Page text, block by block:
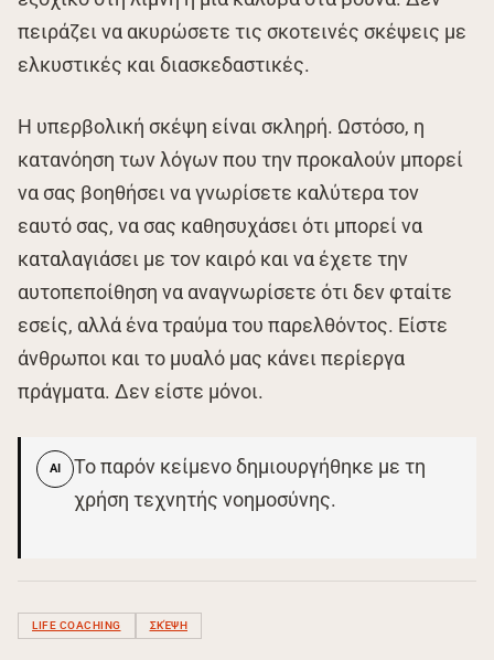
πειράζει να ακυρώσετε τις σκοτεινές σκέψεις με
ελκυστικές και διασκεδαστικές.
Η υπερβολική σκέψη είναι σκληρή. Ωστόσο, η
κατανόηση των λόγων που την προκαλούν μπορεί
να σας βοηθήσει να γνωρίσετε καλύτερα τον
εαυτό σας, να σας καθησυχάσει ότι μπορεί να
καταλαγιάσει με τον καιρό και να έχετε την
αυτοπεποίθηση να αναγνωρίσετε ότι δεν φταίτε
εσείς, αλλά ένα τραύμα του παρελθόντος. Είστε
άνθρωποι και το μυαλό μας κάνει περίεργα
πράγματα. Δεν είστε μόνοι.
AI
Το παρόν κείμενο δημιουργήθηκε με τη
χρήση τεχνητής νοημοσύνης.
LIFE COACHING ΣΚΈΨΗ